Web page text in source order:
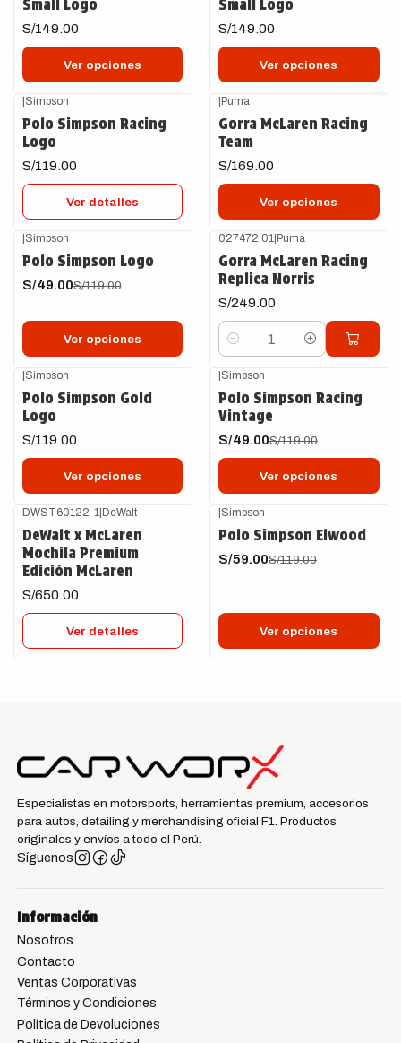
Small Logo
S/149.00
Ver opciones
Small Logo
S/149.00
Ver opciones
|Simpson
Polo Simpson Racing
Logo
S/119.00
Ver detalles
|Puma
Gorra McLaren Racing
Team
S/169.00
Ver opciones
|Simpson
Polo Simpson Logo
S/49.00S/119.00
Ver opciones
027472 01 |Puma
Gorra McLaren Racing
Replica Norris
S/249.00
Cantidad
|Simpson
Polo Simpson Gold
Logo
S/119.00
Ver opciones
|Simpson
Polo Simpson Racing
Vintage
S/49.00S/119.00
Ver opciones
DWST60122-1 |DeWalt
DeWalt x McLaren
Mochila Premium
Edición McLaren
S/650.00
Ver detalles
|Simpson
Polo Simpson Elwood
S/59.00S/119.00
Ver opciones
Especialistas en motorsports, herramientas premium, accesorios
para autos, detailing y merchandising oficial F1. Productos
originales y envíos a todo el Perú.
Síguenos
Información
Nosotros
Contacto
Ventas Corporativas
Términos y Condiciones
Política de Devoluciones